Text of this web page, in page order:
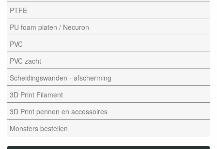
PTFE
PU foam platen / Necuron
PVC
PVC zacht
Scheidingswanden - afscherming
3D Print Filament
3D Print pennen en accessoires
Monsters bestellen